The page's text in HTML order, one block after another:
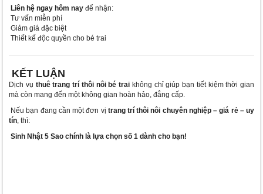
Liên hệ ngay hôm nay để nhận:
Tư vấn miễn phí
Giảm giá đặc biệt
Thiết kế độc quyền cho bé trai
KẾT LUẬN
Dịch vụ thuê trang trí thôi nôi bé trai không chỉ giúp bạn tiết kiệm thời gian
mà còn mang đến một không gian hoàn hảo, đẳng cấp.
Nếu bạn đang cần một đơn vị trang trí thôi nôi chuyên nghiệp – giá rẻ – uy
tín, thì:
Sinh Nhật 5 Sao chính là lựa chọn số 1 dành cho bạn!